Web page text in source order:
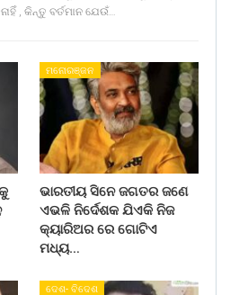
, କିନ୍ତୁ ବର୍ତମାନ ଯେଉଁ…
ମନୋରଞ୍ଜନ
ଭାରତୀୟ ସିନେ ଜଗତର ଜଣେ
ଏଭଳି ନିର୍ଦେଶକ ଯିଏକି ନିଜ
କ୍ୟାରିଅର ରେ ଗୋଟିଏ
ମଧ୍ୟ…
ଦେଶ- ବିଦେଶ